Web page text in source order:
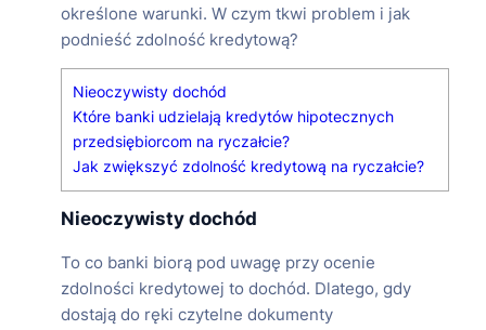
określone warunki. W czym tkwi problem i jak
podnieść zdolność kredytową?
Nieoczywisty dochód
Które banki udzielają kredytów hipotecznych
przedsiębiorcom na ryczałcie?
Jak zwiększyć zdolność kredytową na ryczałcie?
Nieoczywisty dochód
To co banki biorą pod uwagę przy ocenie
zdolności kredytowej to dochód. Dlatego, gdy
dostają do ręki czytelne dokumenty